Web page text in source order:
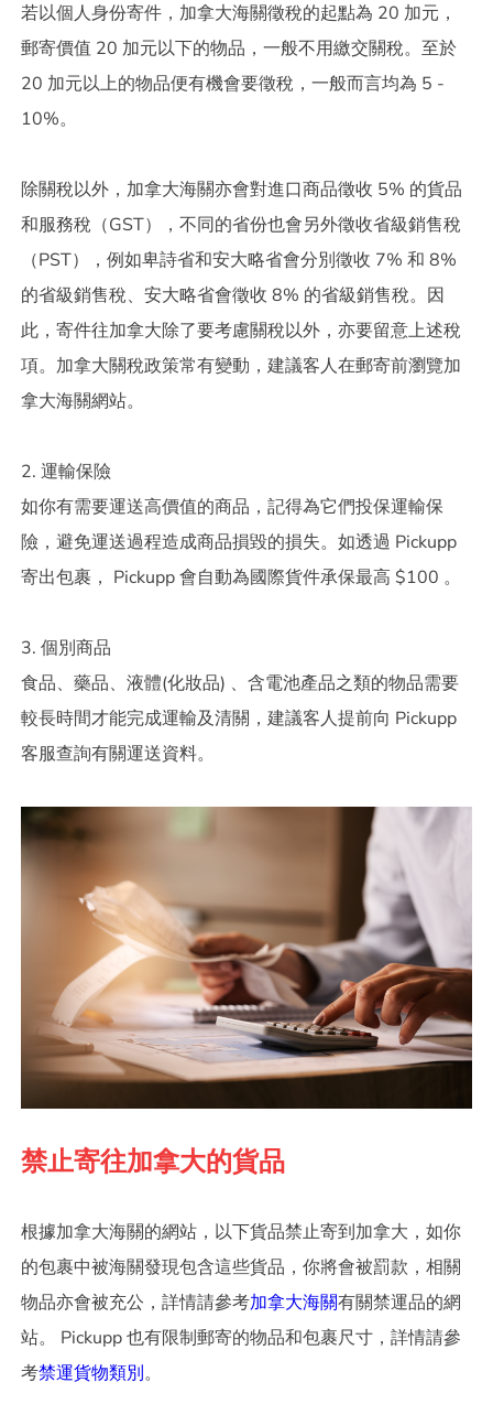
若以個人身份寄件，加拿大海關徵稅的起點為 20 加元，
郵寄價值 20 加元以下的物品，一般不用繳交關稅。至於
20 加元以上的物品便有機會要徵稅，一般而言均為 5 -
10%。
除關稅以外，加拿大海關亦會對進口商品徵收 5% 的貨品
和服務稅（GST），不同的省份也會另外徵收省級銷售稅
（PST），例如卑詩省和安大略省會分別徵收 7% 和 8%
的省級銷售稅、安大略省會徵收 8% 的省級銷售稅。因
此，寄件往加拿大除了要考慮關稅以外，亦要留意上述稅
項。加拿大關稅政策常有變動，建議客人在郵寄前瀏覽加
拿大海關網站。
2. 運輸保險
如你有需要運送高價值的商品，記得為它們投保運輸保
險，避免運送過程造成商品損毀的損失。如透過 Pickupp
寄出包裹， Pickupp 會自動為國際貨件承保最高 $100 。
3. 個別商品
食品、藥品、液體(化妝品) 、含電池產品之類的物品需要
較長時間才能完成運輸及清關，建議客人提前向 Pickupp
客服查詢有關運送資料。
禁止寄往加拿大的貨品
根據加拿大海關的網站，以下貨品禁止寄到加拿大，如你
的包裹中被海關發現包含這些貨品，你將會被罰款，相關
物品亦會被充公，詳情請參考加拿大海關有關禁運品的網
站。 Pickupp 也有限制郵寄的物品和包裹尺寸，詳情請參
考禁運貨物類別。